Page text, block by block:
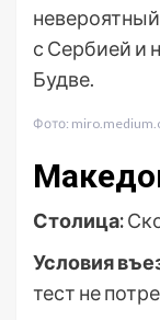
с Сербией и
Будве.
Фото:
Столица:
Условия
тест не